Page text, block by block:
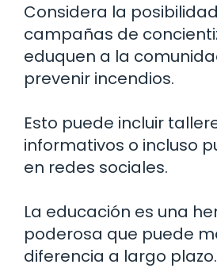
Considera la
campañas de
eduquen a la
prevenir incendios.
Esto puede incluir
informativos o incluso
en redes sociales.
La educación es una
poderosa que puede
diferencia a largo plazo.